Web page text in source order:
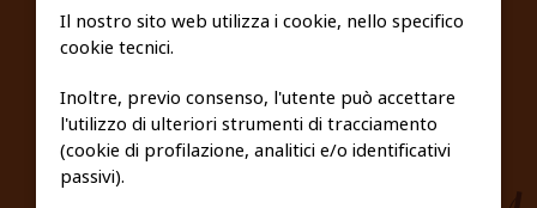
PRIVACY E COOKIE POLICY
Il nostro sito web utilizza i cookie, nello specifico
cookie tecnici.
Inoltre, previo consenso, l'utente può accettare
l'utilizzo di ulteriori strumenti di tracciamento
(cookie di profilazione, analitici e/o identificativi
passivi).